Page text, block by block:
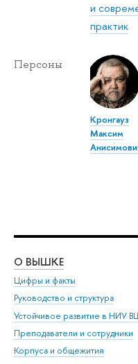
и
практик
Персоны
Кронгауз
Максим
О ВЫШКЕ
Цифры и факты
Руководство и структура
Устойчивое развитие в НИУ
Преподаватели и сотрудники
Корпуса и общежития